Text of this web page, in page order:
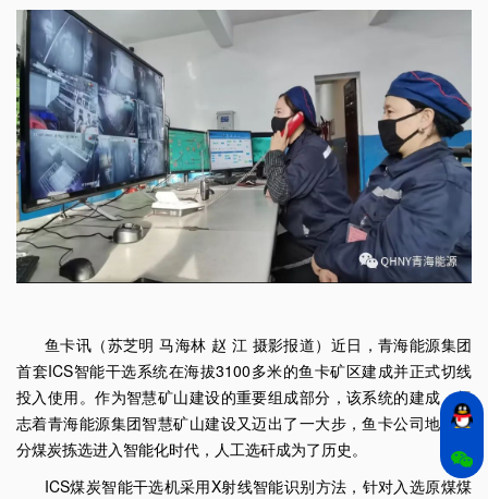
鱼卡讯（苏芝明 马海林 赵 江 摄影报道）近日，青海能源集团
首套ICS智能干选系统在海拔3100多米的鱼卡矿区建成并正式切线
投入使用。作为智慧矿山建设的重要组成部分，该系统的建成，标
志着青海能源集团智慧矿山建设又迈出了一大步，鱼卡公司地面筛
分煤炭拣选进入智能化时代，人工选矸成为了历史。
ICS煤炭智能干选机采用X射线智能识别方法，针对入选原煤煤